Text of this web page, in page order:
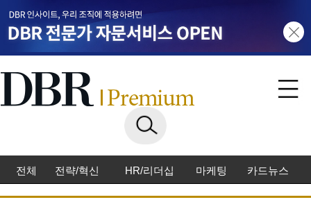
전체 전략/혁신 HR/리더십 마케팅 카드뉴스